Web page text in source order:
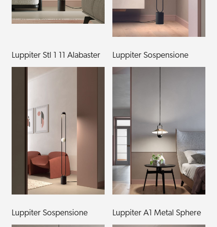
Luppiter Stl 1 11 Alabaster Luppiter Sospensione
Luppiter Sospensione Luppiter A1 Metal Sphere